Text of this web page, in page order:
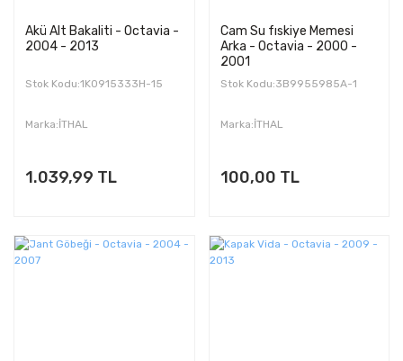
Akü Alt Bakaliti - Octavia -
2004 - 2013
Stok Kodu:1K0915333H-15
Marka:İTHAL
1.039,99 TL
Cam Su fıskiye Memesi
Arka - Octavia - 2000 -
2001
Stok Kodu:3B9955985A-1
Marka:İTHAL
100,00 TL